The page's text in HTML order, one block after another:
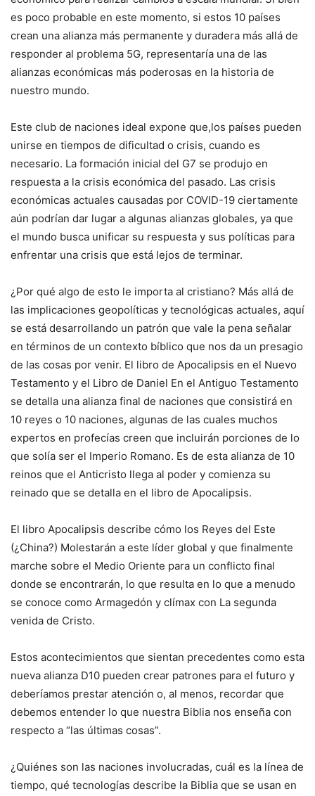
es poco probable en este momento, si estos 10 países
crean una alianza más permanente y duradera más allá de
responder al problema 5G, representaría una de las
alianzas económicas más poderosas en la historia de
nuestro mundo.
Este club de naciones ideal expone que,los países pueden
unirse en tiempos de dificultad o crisis, cuando es
necesario. La formación inicial del G7 se produjo en
respuesta a la crisis económica del pasado. Las crisis
económicas actuales causadas por COVID-19 ciertamente
aún podrían dar lugar a algunas alianzas globales, ya que
el mundo busca unificar su respuesta y sus políticas para
enfrentar una crisis que está lejos de terminar.
¿Por qué algo de esto le importa al cristiano? Más allá de
las implicaciones geopolíticas y tecnológicas actuales, aquí
se está desarrollando un patrón que vale la pena señalar
en términos de un contexto bíblico que nos da un presagio
de las cosas por venir. El libro de Apocalipsis en el Nuevo
Testamento y el Libro de Daniel En el Antiguo Testamento
se detalla una alianza final de naciones que consistirá en
10 reyes o 10 naciones, algunas de las cuales muchos
expertos en profecías creen que incluirán porciones de lo
que solía ser el Imperio Romano. Es de esta alianza de 10
reinos que el Anticristo llega al poder y comienza su
reinado que se detalla en el libro de Apocalipsis.
El libro Apocalipsis describe cómo los Reyes del Este
(¿China?) Molestarán a este líder global y que finalmente
marche sobre el Medio Oriente para un conflicto final
donde se encontrarán, lo que resulta en lo que a menudo
se conoce como Armagedón y clímax con La segunda
venida de Cristo.
Estos acontecimientos que sientan precedentes como esta
nueva alianza D10 pueden crear patrones para el futuro y
deberíamos prestar atención o, al menos, recordar que
debemos entender lo que nuestra Biblia nos enseña con
respecto a “las últimas cosas”.
¿Quiénes son las naciones involucradas, cuál es la línea de
tiempo, qué tecnologías describe la Biblia que se usan en